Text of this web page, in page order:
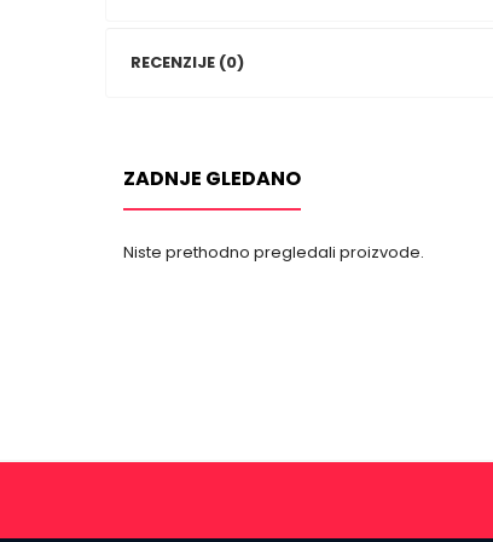
RECENZIJE (0)
ZADNJE GLEDANO
Niste prethodno pregledali proizvode.